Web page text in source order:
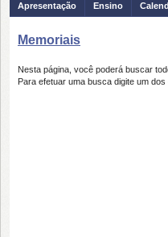
Apresentação Ensino
Memoriais
Nesta página, você poderá buscar
Para efetuar uma busca digite um